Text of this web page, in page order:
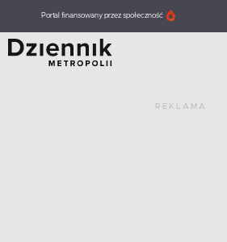
Portal finansowany przez społeczność
REKLAMA